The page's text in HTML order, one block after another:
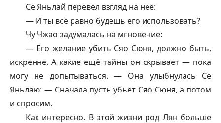
Се Яньлай перевёл взгляд на неё:
— И ты всё равно будешь его использовать?
Чу Чжао задумалась на мгновение:
— Его желание убить Сяо Сюня, должно быть,
искренне. А какие ещё тайны он скрывает — пока
могу не допытываться. — Она улыбнулась Се
Яньлаю: — Сначала пусть убьёт Сяо Сюня, а потом
и спросим.
Как интересно. В этой жизни род Лян больше